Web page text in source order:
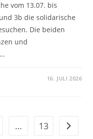
vom 13.07. bis
3b die solidarische
Die beiden
und
16. JULI 2026
… 13 Gehe